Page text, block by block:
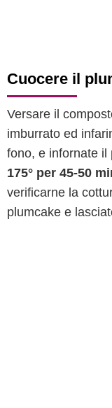
Cuocere il
Versare il
imburrato ed
fono, e infornate il
175° per 45-50
verificarne la
plumcake e